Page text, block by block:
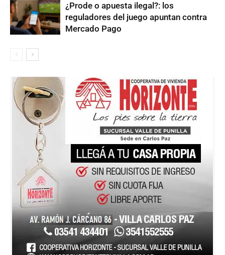
¿Prode o apuesta ilegal?: los
reguladores del juego apuntan contra
Mercado Pago